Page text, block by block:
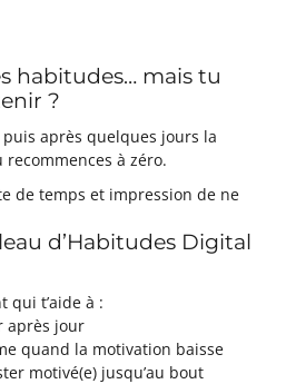
habitudes… mais tu
?
après quelques jours la
à zéro.
de temps et impression de ne
d’Habitudes Digital
qui t’aide à :
après jour
quand la motivation baisse
motivé(e) jusqu’au bout